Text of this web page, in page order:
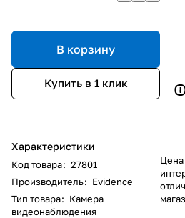
В корзину
Купить в 1 клик
Характеристики
Код товара: 27801
Производитель: Evidence
Тип товара: Камера
видеонаблюдения
Цена